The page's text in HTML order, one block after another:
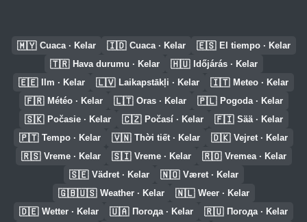
🇲🇾 Cuaca · Kelar 🇮🇩 Cuaca · Kelar 🇪🇸 El tiempo · Kelar
🇹🇷 Hava durumu · Kelar 🇭🇺 Időjárás · Kelar
🇪🇪 Ilm · Kelar 🇱🇻 Laikapstākļi · Kelar 🇮🇹 Meteo · Kelar
🇫🇷 Météo · Kelar 🇱🇹 Oras · Kelar 🇵🇱 Pogoda · Kelar
🇸🇰 Počasie · Kelar 🇨🇿 Počasí · Kelar 🇫🇮 Sää · Kelar
🇵🇹 Tempo · Kelar 🇻🇳 Thời tiết · Kelar 🇩🇰 Vejret · Kelar
🇷🇸 Vreme · Kelar 🇸🇮 Vreme · Kelar 🇷🇴 Vremea · Kelar
🇸🇪 Vädret · Kelar 🇳🇴 Været · Kelar
🇬🇧🇺🇸 Weather · Kelar 🇳🇱 Weer · Kelar
🇩🇪 Wetter · Kelar 🇺🇦 Погода · Kelar 🇷🇺 Погода · Kelar